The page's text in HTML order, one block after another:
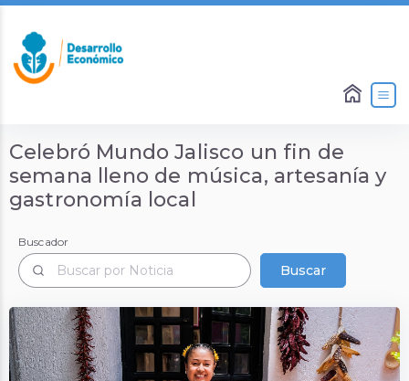
Celebró Mundo Jalisco un fin de
semana lleno de música, artesanía y
gastronomía local
Buscador
Buscador
Buscar